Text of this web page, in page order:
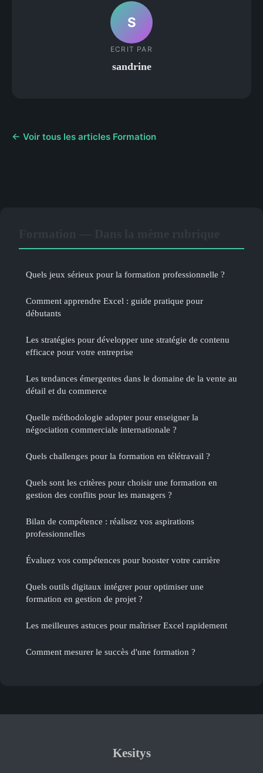
S
ECRIT PAR
sandrine
← Voir tous les articles Formation
Quels jeux sérieux pour la formation professionnelle ?
Comment apprendre Excel : guide pratique pour
débutants
Les stratégies pour développer une stratégie de contenu
efficace pour votre entreprise
Les tendances émergentes dans le domaine de la vente au
détail et du commerce
Quelle méthodologie adopter pour enseigner la
négociation commerciale internationale ?
Quels challenges pour la formation en télétravail ?
Quels sont les critères pour choisir une formation en
gestion des conflits pour les managers ?
Bilan de compétence : réalisez vos aspirations
professionnelles
Évaluez vos compétences pour booster votre carrière
Quels outils digitaux intégrer pour optimiser une
formation en gestion de projet ?
Les meilleures astuces pour maîtriser Excel rapidement
Comment mesurer le succès d'une formation ?
Kesitys